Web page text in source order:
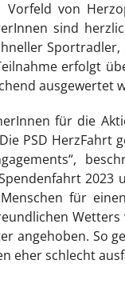
Vorfeld von
sind
erfolgt
ausgewertet
für die
PSD HerzFahrt
2023
für
angehoben. So
eher schlecht